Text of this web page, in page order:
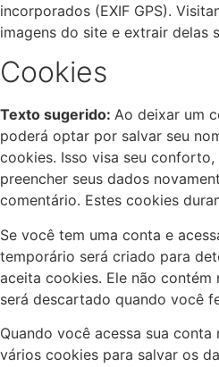
incorporados (EXIF GPS).
imagens do site e extrair delas
Cookies
Texto sugerido: Ao deixar um
poderá optar por salvar seu
cookies. Isso visa seu
preencher seus dados
comentário. Estes cookies
Se você tem uma conta e
temporário será criado para
aceita cookies. Ele não contém
será descartado quando você
Quando você acessa sua
vários cookies para salvar os